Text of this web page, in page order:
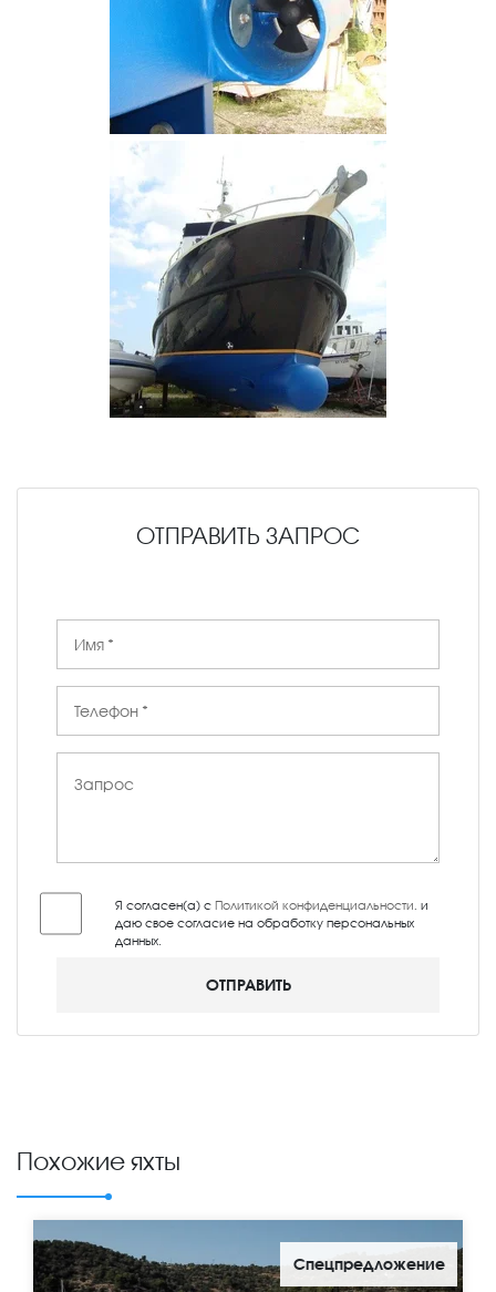
ОТПРАВИТЬ ЗАПРОС
Я согласен(а) с Политикой конфиденциальности , и
даю свое согласие на обработку персональных
данных.
ОТПРАВИТЬ
Похожие яхты
Спецпредложение